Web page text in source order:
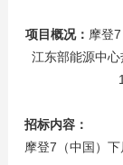
项目概况： 摩登
江东部能源中
招标内容：
摩登7（中国）下